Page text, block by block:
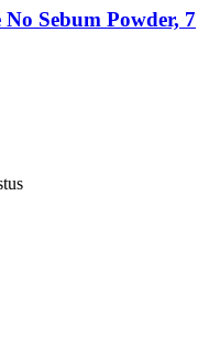
Sebum Powder, 7